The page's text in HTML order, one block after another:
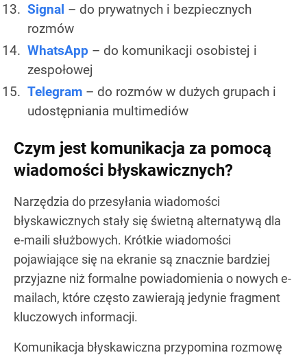
Signal – do prywatnych i bezpiecznych
rozmów
WhatsApp – do komunikacji osobistej i
zespołowej
Telegram – do rozmów w dużych grupach i
udostępniania multimediów
Czym jest komunikacja za pomocą
wiadomości błyskawicznych?
Narzędzia do przesyłania wiadomości
błyskawicznych stały się świetną alternatywą dla
e-maili służbowych. Krótkie wiadomości
pojawiające się na ekranie są znacznie bardziej
przyjazne niż formalne powiadomienia o nowych e-
mailach, które często zawierają jedynie fragment
kluczowych informacji.
Komunikacja błyskawiczna przypomina rozmowę